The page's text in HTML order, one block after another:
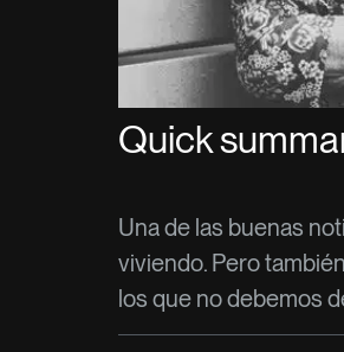
Quick
Una de las buenas
viviendo. Pero
los que no debemos